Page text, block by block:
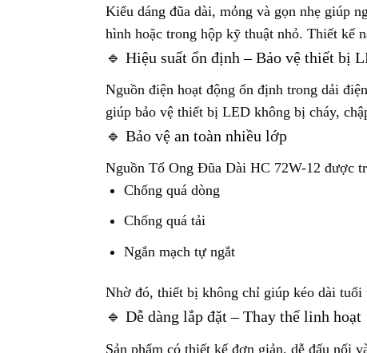
Kiểu dáng đũa dài, mỏng và gọn nhẹ giúp
hình hoặc trong hộp kỹ thuật nhỏ. Thiết kế
🔹 Hiệu suất ổn định – Bảo vệ thiết bị
Nguồn điện hoạt động ổn định trong dải
giúp bảo vệ thiết bị LED không bị cháy,
🔹 Bảo vệ an toàn nhiều lớp
Nguồn Tổ Ong Đũa Dài HC 72W-12 được
Chống quá dòng
Chống quá tải
Ngắn mạch tự ngắt
Nhờ đó, thiết bị không chỉ giúp kéo dài tuổi
🔹 Dễ dàng lắp đặt – Thay thế linh hoạt
Sản phẩm có thiết kế đơn giản, dễ đấu nối